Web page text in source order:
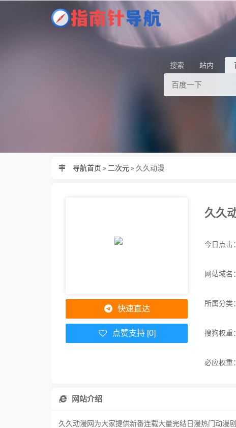
搜索 站内
导航首页 » 二次元» 久久动漫
久久
今日点击
网站域名
所属分类：
搜狗权重：
必应权重：
快速直达
点赞支持 [0]
网站介绍
久久动漫网为大家提供新番连载大量完结日漫热门动漫